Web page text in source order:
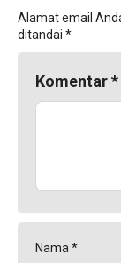
Alamat email
ditandai *
Komentar*
Nama *